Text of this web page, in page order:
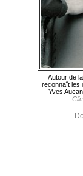
Autour de
reconnaît les
Yves